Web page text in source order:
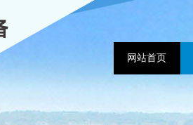
网站首页